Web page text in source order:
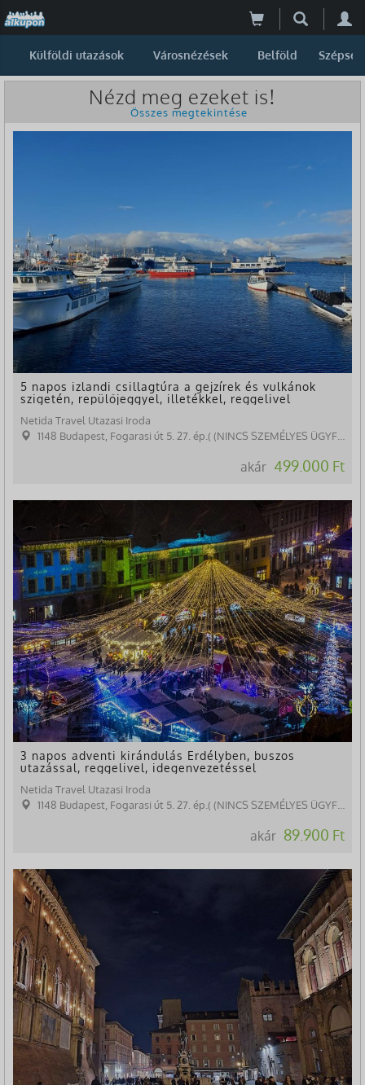
Külföldi utazások Városnézések Belföld Szépség
Nézd meg ezeket is!
Összes megtekintése
5 napos izlandi csillagtúra a gejzírek és vulkánok
szigetén, repülőjeggyel, illetékkel, reggelivel
Netida Travel Utazasi Iroda
1148 Budapest, Fogarasi út 5. 27. ép.( (NINCS SZEMÉLYES ÜGYFÉLFOGADÁS)
akár 499.000 Ft
3 napos adventi kirándulás Erdélyben, buszos
utazással, reggelivel, idegenvezetéssel
Netida Travel Utazasi Iroda
1148 Budapest, Fogarasi út 5. 27. ép.( (NINCS SZEMÉLYES ÜGYFÉLFOGADÁS)
akár 89.900 Ft